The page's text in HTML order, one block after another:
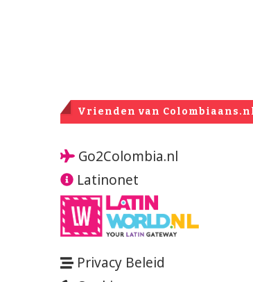
Vrienden van
Go2Colombia.nl
Latinonet
Privacy Beleid